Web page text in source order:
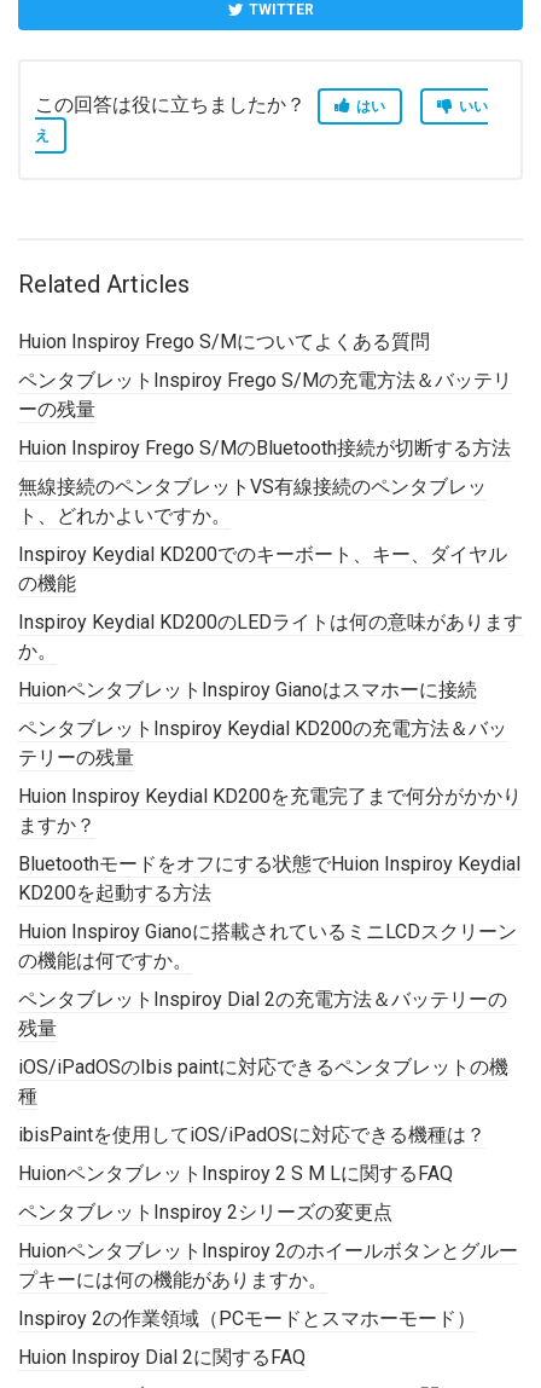
TWITTER
この回答は役に立ちましたか？ はい
いい
え
Related Articles
Huion Inspiroy Frego S/Mについてよくある質問
ペンタブレットInspiroy Frego S/Mの充電方法＆バッテリ
ーの残量
Huion Inspiroy Frego S/MのBluetooth接続が切断する方法
無線接続のペンタブレットVS有線接続のペンタブレッ
ト、どれかよいですか。
Inspiroy Keydial KD200でのキーボート、キー、ダイヤル
の機能
Inspiroy Keydial KD200のLEDライトは何の意味があります
か。
HuionペンタブレットInspiroy Gianoはスマホーに接続
ペンタブレットInspiroy Keydial KD200の充電方法＆バッ
テリーの残量
Huion Inspiroy Keydial KD200を充電完了まで何分がかかり
ますか？
Bluetoothモードをオフにする状態でHuion Inspiroy Keydial
KD200を起動する方法
Huion Inspiroy Gianoに搭載されているミニLCDスクリーン
の機能は何ですか。
ペンタブレットInspiroy Dial 2の充電方法＆バッテリーの
残量
iOS/iPadOSのIbis paintに対応できるペンタブレットの機
種
ibisPaintを使用してiOS/iPadOSに対応できる機種は？
HuionペンタブレットInspiroy 2 S M Lに関するFAQ
ペンタブレットInspiroy 2シリーズの変更点
HuionペンタブレットInspiroy 2のホイールボタンとグルー
プキーには何の機能がありますか。
Inspiroy 2の作業領域（PCモードとスマホーモード）
Huion Inspiroy Dial 2に関するFAQ